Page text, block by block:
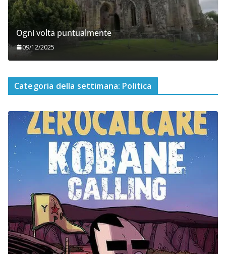
Ogni volta puntualmente
09/12/2025
Categoria della settimana: Politica